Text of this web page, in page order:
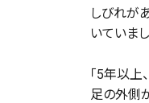
しびれが
いていまし
「5年以上
足の外側